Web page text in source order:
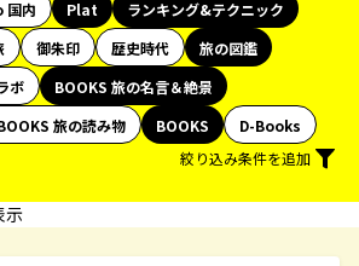
国内 Plat
ランキング&テクニック
御朱印 歴史時代
旅の図鑑
ボ
BOOKS 旅の名言＆絶景
旅の読み物 BOOKS
D-Books
絞り込み条件を追加
示